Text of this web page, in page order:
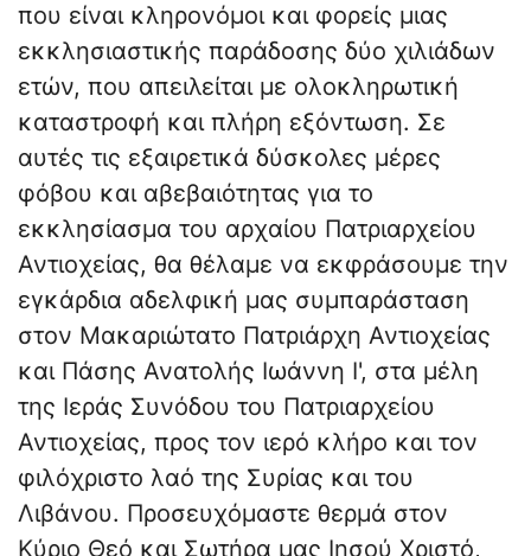
που είναι κληρονόμοι και φορείς μιας
εκκλησιαστικής παράδοσης δύο χιλιάδων
ετών, που απειλείται με ολοκληρωτική
καταστροφή και πλήρη εξόντωση. Σε
αυτές τις εξαιρετικά δύσκολες μέρες
φόβου και αβεβαιότητας για το
εκκλησίασμα του αρχαίου Πατριαρχείου
Αντιοχείας, θα θέλαμε να εκφράσουμε την
εγκάρδια αδελφική μας συμπαράσταση
στον Μακαριώτατο Πατριάρχη Αντιοχείας
και Πάσης Ανατολής Ιωάννη Ι', στα μέλη
της Ιεράς Συνόδου του Πατριαρχείου
Αντιοχείας, προς τον ιερό κλήρο και τον
φιλόχριστο λαό της Συρίας και του
Λιβάνου. Προσευχόμαστε θερμά στον
Κύριο Θεό και Σωτήρα μας Ιησού Χριστό,